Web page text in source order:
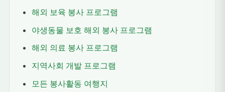
해외 보육 봉사 프로그램
야생동물 보호 해외 봉사 프로그램
해외 의료 봉사 프로그램
지역사회 개발 프로그램
모든 봉사활동 여행지